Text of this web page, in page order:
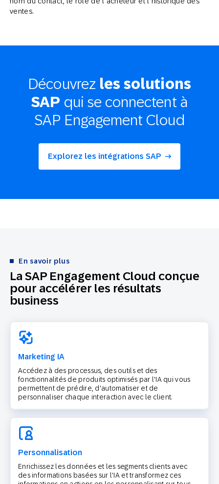
ventes.
Découvrez les solutions
SAP qui se connectent à
SAP Engagement Cloud
Explorez les intégrations SAP
La SAP Engagement Cloud conçue
pour accélérer les résultats
business
En savoir plus
Marketing IA
Accédez à des processus, des outils et des
fonctionnalités de produits optimisés par l'IA qui vous
permettent de prédire, d'automatiser et de
personnaliser chaque interaction avec le client.
Personnalisation
Enrichissez les données et les segments clients avec
des informations basées sur l'IA et transformez ces